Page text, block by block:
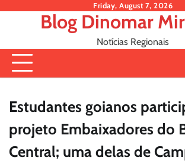
Friday, August 7, 2026
Blog Dinomar
Notícias Regionais
Estudantes goianos
projeto Embaixadores do
Central; uma delas de